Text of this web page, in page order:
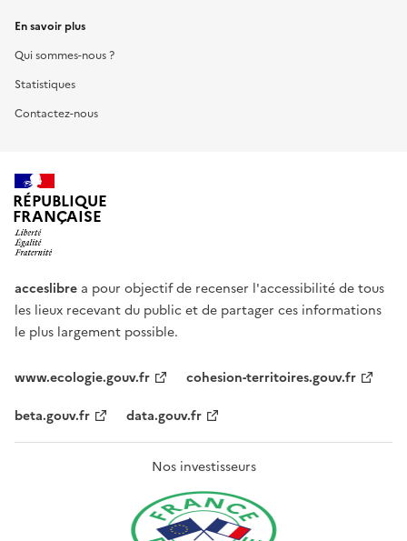
En savoir plus
Qui sommes-nous ?
Statistiques
Contactez-nous
RÉPUBLIQUE
FRANÇAISE
acceslibre a pour objectif de recenser l'accessibilité de tous
les lieux recevant du public et de partager ces informations
le plus largement possible.
www.ecologie.gouv.fr
cohesion-territoires.gouv.fr
beta.gouv.fr
data.gouv.fr
Nos investisseurs